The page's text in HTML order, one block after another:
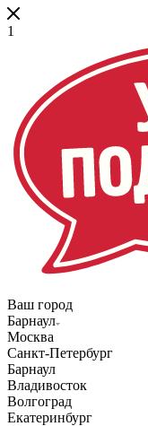
1
Ваш город
Барнаул
Москва
Санкт-Петербург
Барнаул
Владивосток
Волгоград
Екатеринбург